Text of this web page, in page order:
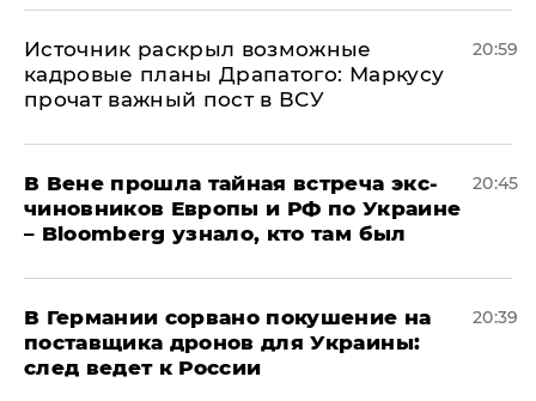
​Источник раскрыл возможные
кадровые планы Драпатого: Маркусу
прочат важный пост в ВСУ
20:59
В Вене прошла тайная встреча экс-
чиновников Европы и РФ по Украине
– Bloomberg узнало, кто там был
20:45
​В Германии сорвано покушение на
поставщика дронов для Украины:
след ведет к России
20:39